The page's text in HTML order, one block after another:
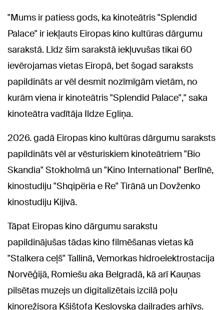
"Mums ir patiess gods, ka kinoteātris "Splendid
Palace" ir iekļauts Eiropas kino kultūras dārgumu
sarakstā. Līdz šim sarakstā iekļuvušas tikai 60
ievērojamas vietas Eiropā, bet šogad saraksts
papildināts ar vēl desmit nozīmīgām vietām, no
kurām viena ir kinoteātris "Splendid Palace"," saka
kinoteātra vadītāja Ildze Egliņa.
2026. gadā Eiropas kino kultūras dārgumu saraksts
papildināts vēl ar vēsturiskiem kinoteātriem "Bio
Skandia" Stokholmā un "Kino International" Berlīnē,
kinostudiju "Shqipëria e Re" Tirānā un Dovženko
kinostudiju Kijivā.
Tāpat Eiropas kino dārgumu sarakstu
papildinājušas tādas kino filmēšanas vietas kā
"Stalkera ceļš" Tallinā, Vemorkas hidroelektrostacija
Norvēģijā, Romiešu aka Belgradā, kā arī Kauņas
pilsētas muzejs un digitalizētais izcilā poļu
kinorežisora Kšištofa Keslovska daiļrades arhīvs.